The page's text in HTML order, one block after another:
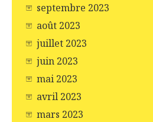
septembre 2023
août 2023
juillet 2023
juin 2023
mai 2023
avril 2023
mars 2023